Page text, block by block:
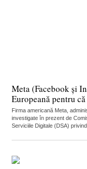
Meta (Facebook și
Europeană pentru
Firma americană Meta,
investigate în prezent de
Serviciile Digitale (DSA)